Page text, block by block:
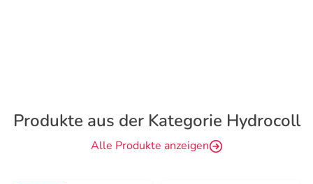
Produkte aus der Kategorie Hydrocoll
Alle Produkte anzeigen